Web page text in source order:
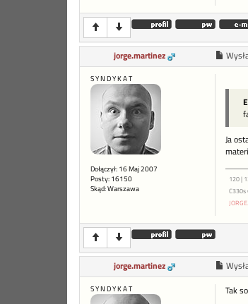
jorge.martinez
S Y N D Y K A T
Dołączył: 16 Maj 2007
Posty: 16150
Skąd: Warszawa
Ja
120 |
C330s
jorge.martinez
S Y N D Y K A T
Tak